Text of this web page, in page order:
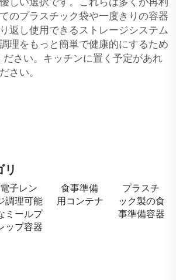
のプラスチック袋や一度きりの容器
返し使用できるストレージシステム
理をもっと簡単で健康的にするため
ださい。キッチンに置く予定があれ
さい。
リ
電子レン
調理可能
ミールプ
ップ容器
食事準備
用コンテナ
プラスチ
ック製の食
事準備容器